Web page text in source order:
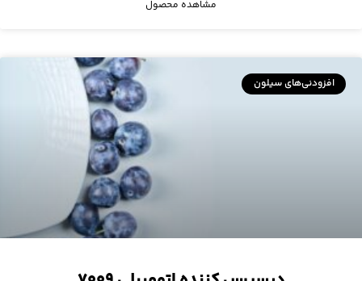
مشاهده محصول
افزودنی‌های سیلون